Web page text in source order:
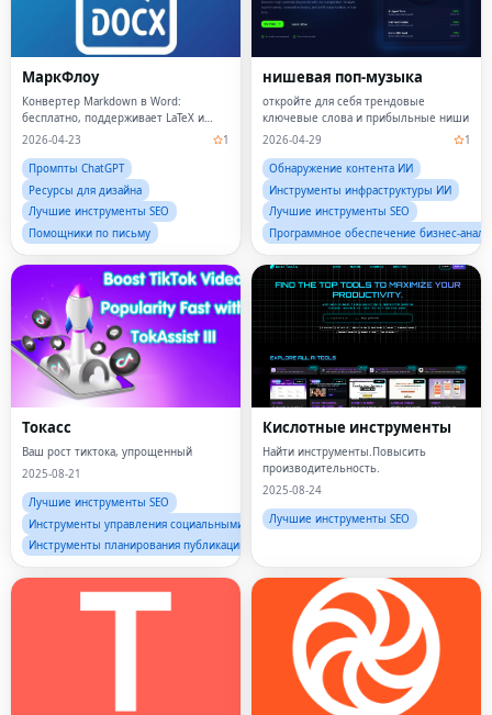
МаркФлоу
Конвертер Markdown в Word:
бесплатно, поддерживает LaTeX и
Mermaid
2026-04-23
1
Промпты ChatGPT
Ресурсы для дизайна
Лучшие инструменты SEO
Помощники по письму
нишевая поп-музыка
откройте для себя трендовые
ключевые слова и прибыльные ниши
2026-04-29
1
Обнаружение контента ИИ
Инструменты инфраструктуры ИИ
Лучшие инструменты SEO
Программное обеспечение бизнес-
Токасс
Ваш рост тиктока, упрощенный
2025-08-21
Лучшие инструменты SEO
Инструменты управления социальными сетями
Инструменты планирования публикаций в социальных сетях
Кислотные инструменты
Найти инструменты.Повысить
производительность.
2025-08-24
Лучшие инструменты SEO